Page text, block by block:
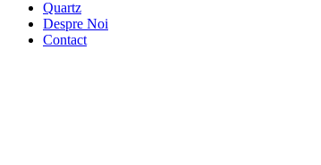
Quartz
Despre Noi
Contact